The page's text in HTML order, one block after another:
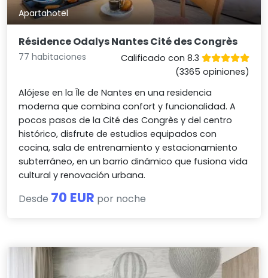
Apartahotel
Résidence Odalys Nantes Cité des Congrès
77 habitaciones
Calificado con 8.3
(3365 opiniones)
Alójese en la Île de Nantes en una residencia
moderna que combina confort y funcionalidad. A
pocos pasos de la Cité des Congrès y del centro
histórico, disfrute de estudios equipados con
cocina, sala de entrenamiento y estacionamiento
subterráneo, en un barrio dinámico que fusiona vida
cultural y renovación urbana.
Desde 70 EUR por noche